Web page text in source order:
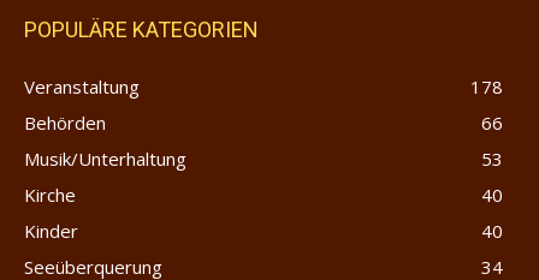
POPULÄRE KATEGORIEN
Veranstaltung
178
Behörden
66
Musik/Unterhaltung
53
Kirche
40
Kinder
40
Seeüberquerung
34